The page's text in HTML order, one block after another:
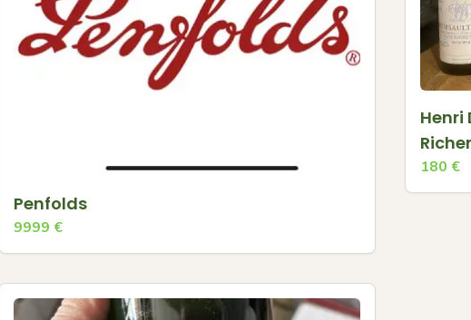
Penfolds
9999 €
Henri
180 €